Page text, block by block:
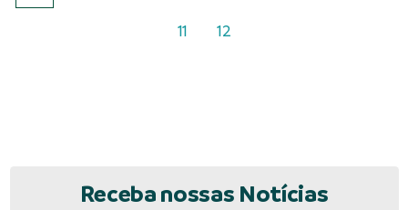
11 12
Receba nossas Notícias